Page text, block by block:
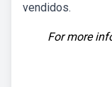
vendidos.
For more